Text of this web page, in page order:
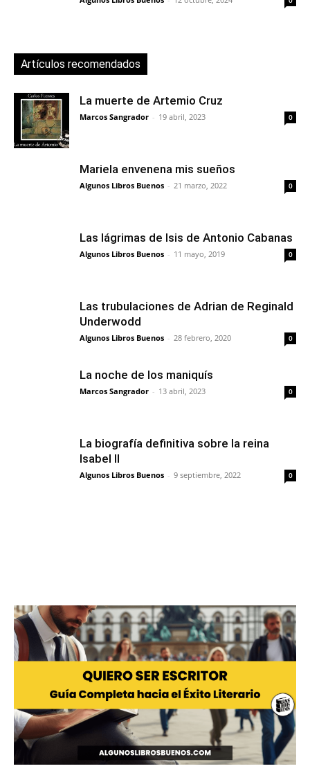
Artículos recomendados
La muerte de Artemio Cruz
Marcos Sangrador - 19 abril, 2023 0
Mariela envenena mis sueños
Algunos Libros Buenos - 21 marzo, 2022 0
Las lágrimas de Isis de Antonio Cabanas
Algunos Libros Buenos - 11 mayo, 2019 0
Las trubulaciones de Adrian de Reginald
Underwodd
Algunos Libros Buenos - 28 febrero, 2020 0
La noche de los maniquís
Marcos Sangrador - 13 abril, 2023 0
La biografía definitiva sobre la reina
Isabel II
Algunos Libros Buenos - 9 septiembre, 2022 0